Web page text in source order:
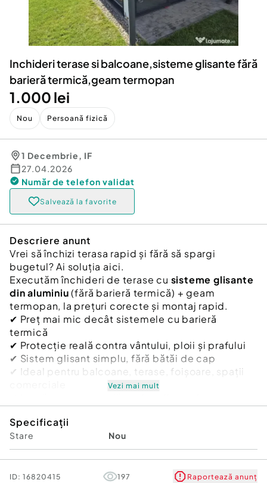
Servicii
Animale de companie
Afaceri și echipamente profesionale
Inchiriere Bunuri si Vehicule
Utilaje agricole si industriale
Piese auto si accesorii
Dacia Duster
Inchideri terase si balcoane,sisteme glisante fără
barieră termică,geam termopan
1.000 lei
Nou Persoană fizică
1 Decembrie, IF
27.04.2026
Număr de telefon validat
Salvează la favorite
Descriere anunt
Vrei să închizi terasa rapid și fără să spargi
bugetul? Ai soluția aici.
Executăm închideri de terase cu sisteme glisante
din aluminiu(fără barieră termică) + geam
termopan, la prețuri corecte și montaj rapid.
✔ Preț mai mic decât sistemele cu barieră
termică
✔ Protecție reală contra vântului, ploii și prafului
✔ Sistem glisant simplu, fără bătăi de cap
✔ Ideal pentru balcoane, terase, foișoare, spații
Dacă nu vrei să încălzești terasa iarna, sistemul
ăsta este fix ce trebuie.
📐 Venim pentru măsurători
🔧 Montaj rapid
💬 Răspundem imediat la mesaje
Vezi mai mult
Specificații
Stare Nou
ID: 16820415 197 Raportează anunț